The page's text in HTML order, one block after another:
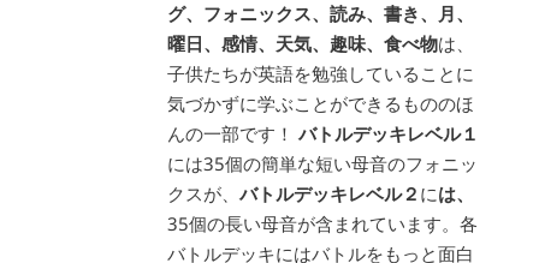
グ、フォニックス、読み、書き、月、
曜日、感情、天気、趣味、食べ物は、
子供たちが英語を勉強していることに
気づかずに学ぶことができるもののほ
んの一部です！バトルデッキレベル１
には35個の簡単な短い母音のフォニッ
クスが、バトルデッキレベル２ には、
35個の長い母音が含まれています。各
バトルデッキにはバトルをもっと面白